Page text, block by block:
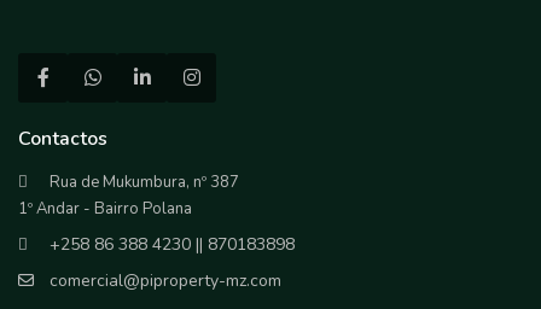
Contactos
Rua de Mukumbura, nº 387
1º Andar - Bairro Polana
+258 86 388 4230 || 870183898
comercial@piproperty-mz.com